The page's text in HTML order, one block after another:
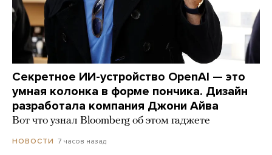
Секретное ИИ-устройство OpenAI — это
умная колонка в форме пончика. Дизайн
разработала компания Джони Айва
Вот что узнал Bloomberg об этом гаджете
НОВОСТИ 7 часов назад